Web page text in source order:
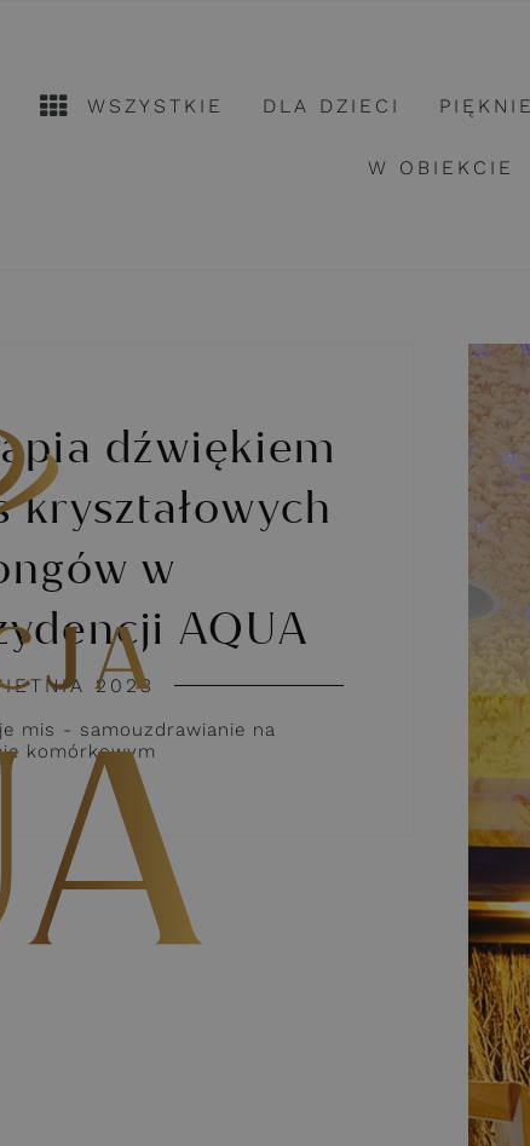
WSZYSTKIE DLA DZIECI PIĘKNIE
W OBIEKCIE
dźwiękiem
kryształowych
w
AQUA
2023
mis - samouzdrawianie na
komórkowym